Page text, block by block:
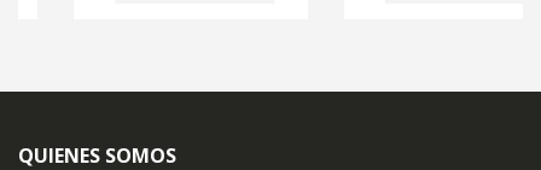
QUIENES SOMOS